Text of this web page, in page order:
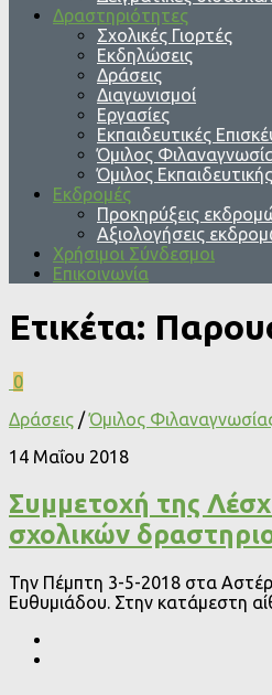
Δραστηριότητες
Σχολικές Γιορτές
Εκδηλώσεις
Δράσεις
Διαγωνισμοί
Εργασίες
Εκπαιδευτικές
Όμιλος
Όμιλος
Εκδρομές
Προκηρύξεις
Αξιολογήσεις
Χρήσιμοι Σύνδεσμοι
Επικοινωνία
Ετικέτα:
0
Δράσεις /Όμιλος
14 Μαΐου 2018
Συμμετοχή της
σχολικών
Την Πέμπτη 3-5-2018 στα
Ευθυμιάδου. Στην κατάμεστη